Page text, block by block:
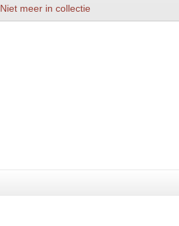
Niet meer in collectie